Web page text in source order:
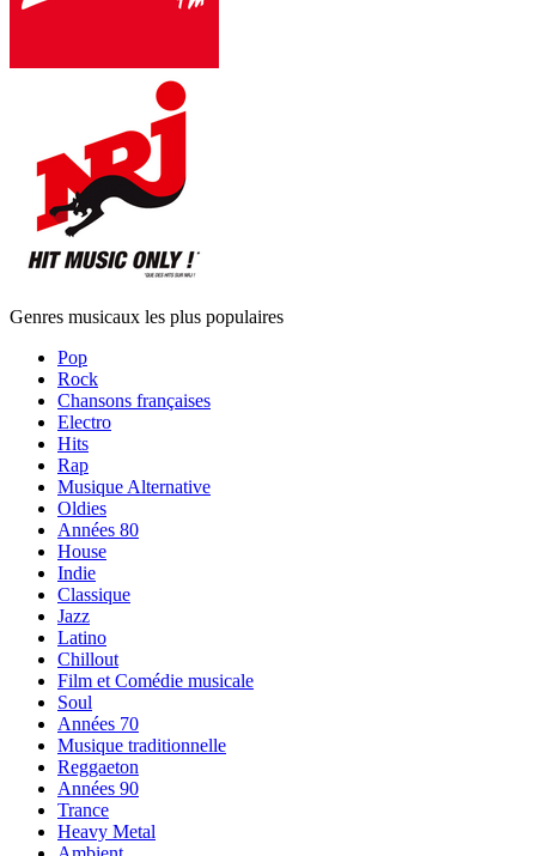
Genres musicaux les plus populaires
Pop
Rock
Chansons françaises
Electro
Hits
Rap
Musique Alternative
Oldies
Années 80
House
Indie
Classique
Jazz
Latino
Chillout
Film et Comédie musicale
Soul
Années 70
Musique traditionnelle
Reggaeton
Années 90
Trance
Heavy Metal